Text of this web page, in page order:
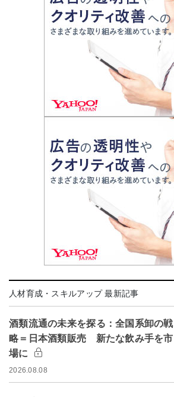
人材育成・スキルアップ 最新記事
酒類流通の未来を探る：全国系卸の戦
略＝日本酒類販売 新たな飲み手を市
場に
2026.08.08